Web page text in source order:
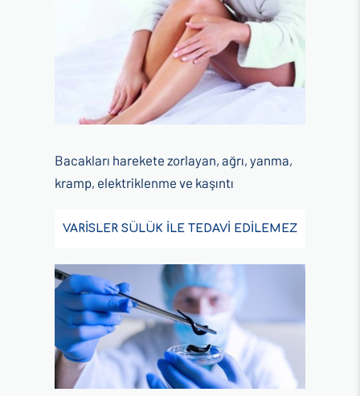
Bacakları harekete zorlayan, ağrı, yanma,
kramp, elektriklenme ve kaşıntı
VARİSLER SÜLÜK İLE TEDAVİ EDİLEMEZ